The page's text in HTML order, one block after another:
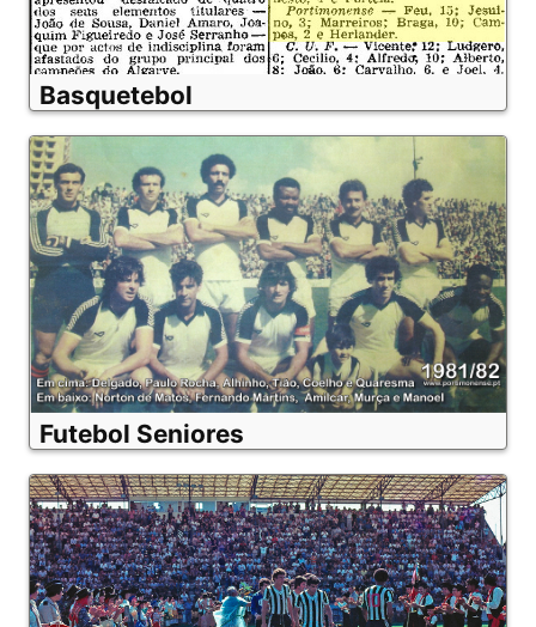
Basquetebol
Futebol Seniores